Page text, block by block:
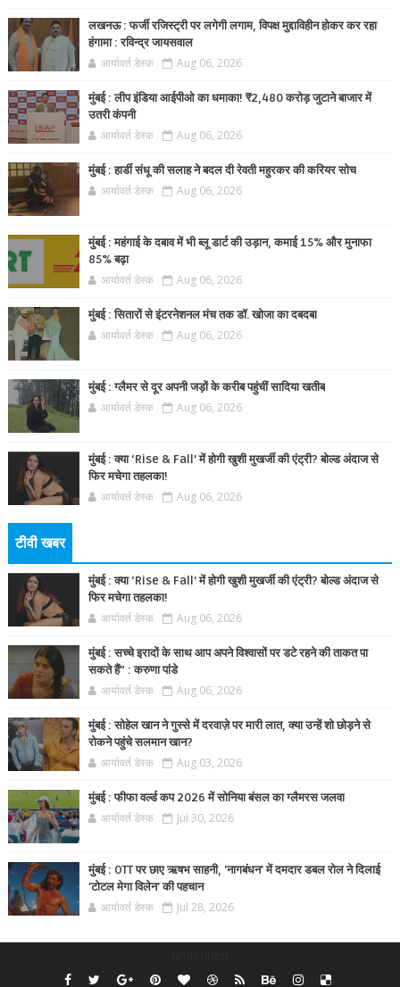
लखनऊ : फर्जी रजिस्ट्री पर लगेगी लगाम, विपक्ष मुद्दाविहीन होकर कर रहा
हंगामा : रविन्द्र जायसवाल
आर्यावर्त डेस्क Aug 06, 2026
मुंबई : लीप इंडिया आईपीओ का धमाका! ₹2,480 करोड़ जुटाने बाजार में
उतरी कंपनी
आर्यावर्त डेस्क Aug 06, 2026
मुंबई : हार्डी संधू की सलाह ने बदल दी रेवती महुरकर की करियर सोच
आर्यावर्त डेस्क Aug 06, 2026
मुंबई : महंगाई के दबाव में भी ब्लू डार्ट की उड़ान, कमाई 15% और मुनाफा
85% बढ़ा
आर्यावर्त डेस्क Aug 06, 2026
मुंबई : सितारों से इंटरनेशनल मंच तक डॉ. खोजा का दबदबा
आर्यावर्त डेस्क Aug 06, 2026
मुंबई : ग्लैमर से दूर अपनी जड़ों के करीब पहुंचीं सादिया खतीब
आर्यावर्त डेस्क Aug 06, 2026
मुंबई : क्या ‘Rise & Fall’ में होगी खुशी मुखर्जी की एंट्री? बोल्ड अंदाज से
फिर मचेगा तहलका!
आर्यावर्त डेस्क Aug 06, 2026
टीवी खबर
मुंबई : क्या ‘Rise & Fall’ में होगी खुशी मुखर्जी की एंट्री? बोल्ड अंदाज से
फिर मचेगा तहलका!
आर्यावर्त डेस्क Aug 06, 2026
मुंबई : सच्चे इरादों के साथ आप अपने विश्वासों पर डटे रहने की ताकत पा
सकते हैं” : करुणा पांडे
आर्यावर्त डेस्क Aug 06, 2026
मुंबई : सोहेल खान ने गुस्से में दरवाज़े पर मारी लात, क्या उन्हें शो छोड़ने से
रोकने पहुंचे सलमान खान?
आर्यावर्त डेस्क Aug 03, 2026
मुंबई : फीफा वर्ल्ड कप 2026 में सोनिया बंसल का ग्लैमरस जलवा
आर्यावर्त डेस्क Jul 30, 2026
मुंबई : OTT पर छाए ऋषभ साहनी, 'नागबंधन' में दमदार डबल रोल ने दिलाई
'टोटल मेगा विलेन' की पहचान
आर्यावर्त डेस्क Jul 28, 2026